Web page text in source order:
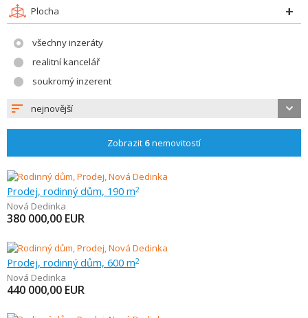
Plocha
všechny inzeráty
realitní kancelář
soukromý inzerent
nejnovější
Zobrazit 6nemovitostí
Prodej, rodinný dům, 190 m2
Nová Dedinka
380 000,00 EUR
Prodej, rodinný dům, 600 m2
Nová Dedinka
440 000,00 EUR